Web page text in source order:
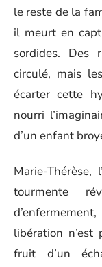
le reste de la
il meurt en
sordides. Des
circulé, mais
écarter cette
nourri
d’un enfant
Marie-
tourmente
libération
fruit d’un